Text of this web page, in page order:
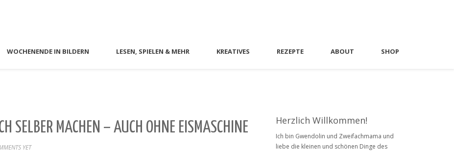
WOCHENENDE IN BILDERN LESEN, SPIELEN & MEHR KREATIVES REZEPTE ABOUT SHOP
SELBER MACHEN – AUCH OHNE EISMASCHINE
YET
Herzlich Willkommen!
Ich bin Gwendolin und Zweifachmama und
liebe die kleinen und schönen Dinge des